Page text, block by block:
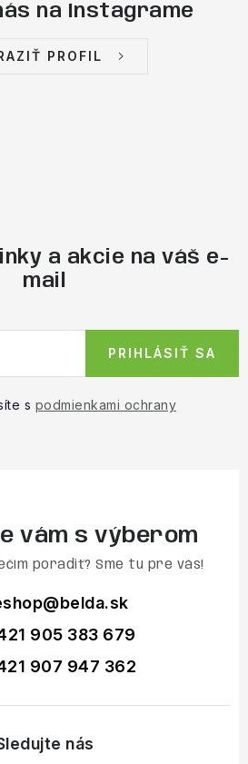
na Instagrame
PROFIL
a akcie na váš e-
mail
s podmienkami ochrany
PRIHLÁSIŤ SA
vám s výberom
poradiť? Sme tu pre vás!
@belda.sk
905 383 679
907 947 362